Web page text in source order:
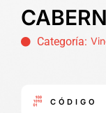
Categoría:
CÓDIGO